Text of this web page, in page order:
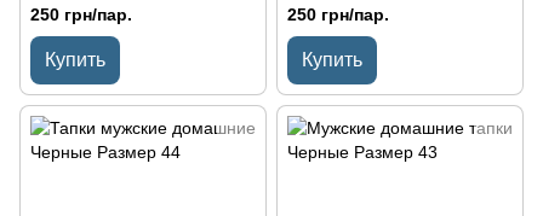
250 грн/пар.
Купить
250 грн/пар.
Купить